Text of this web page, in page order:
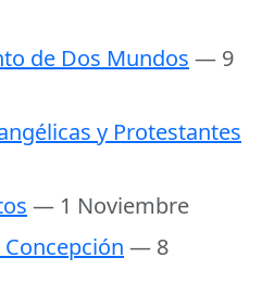
de Dos Mundos — 9
y Protestantes
— 1 Noviembre
— 8